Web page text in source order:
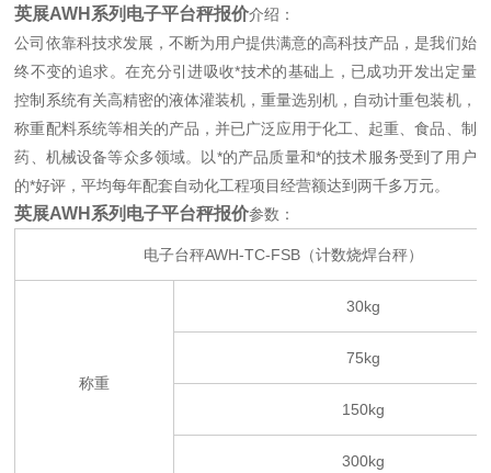
英展AWH系列电子平台秤报价介绍：
公司依靠科技求发展，不断为用户提供满意的高科技产品，是我们始
终不变的追求。在充分引进吸收*技术的基础上，已成功开发出定量
控制系统有关高精密的液体灌装机，重量选别机，自动计重包装机，
称重配料系统等相关的产品，并已广泛应用于化工、起重、食品、制
药、机械设备等众多领域。以*的产品质量和*的技术服务受到了用户
的*好评，平均每年配套自动化工程项目经营额达到两千多万元。
英展AWH系列电子平台秤报价参数：
电子台秤AWH-TC-FSB（计数烧焊台秤）
称重
30kg
75kg
150kg
300kg